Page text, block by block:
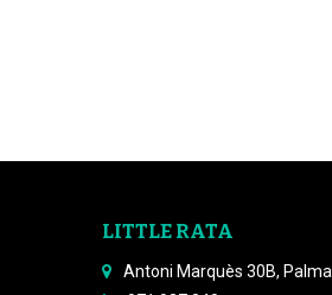
LITTLE RATA
Antoni Marquès 30B, Palma